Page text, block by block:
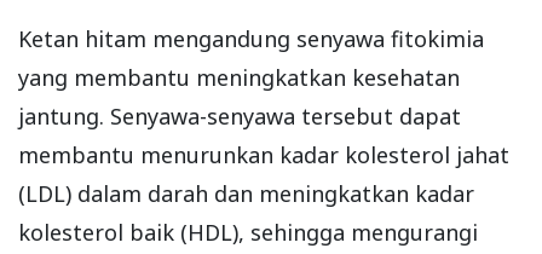
Ketan hitam mengandung senyawa fitokimia
yang membantu meningkatkan kesehatan
jantung. Senyawa-senyawa tersebut dapat
membantu menurunkan kadar kolesterol jahat
(LDL) dalam darah dan meningkatkan kadar
kolesterol baik (HDL), sehingga mengurangi